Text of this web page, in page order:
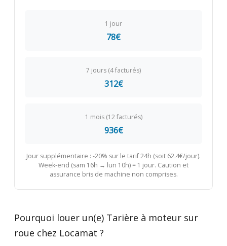
1 jour
78€
7 jours (4 facturés)
312€
1 mois (12 facturés)
936€
Jour supplémentaire : -20% sur le tarif 24h (soit 62.4€/jour).
Week-end (sam 16h → lun 10h) = 1 jour. Caution et
assurance bris de machine non comprises.
Pourquoi louer un(e) Tarière à moteur sur
roue chez Locamat ?